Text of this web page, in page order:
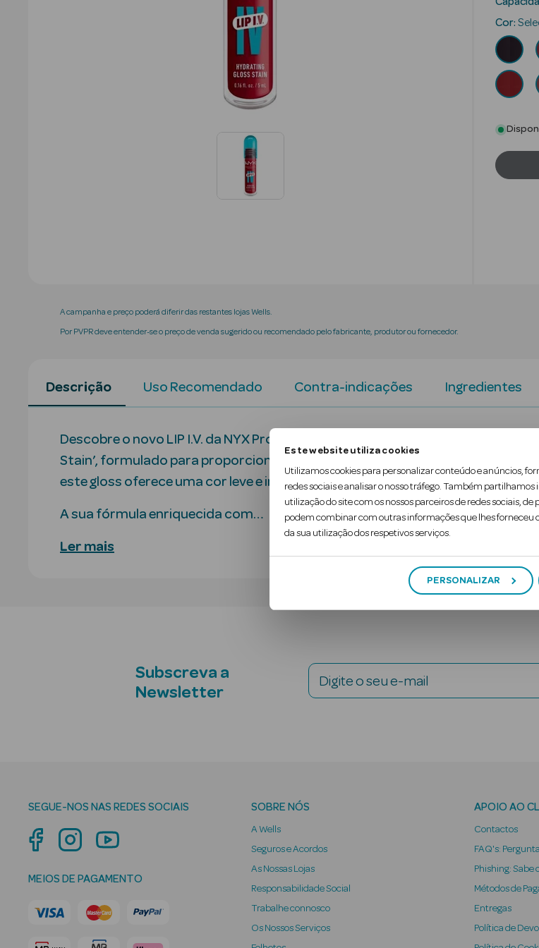
Este website utiliza cookies
Utilizamos cookies para personalizar conteúdo e anúncios,
redes sociais e analisar o nosso tráfego. Também partilhamos
utilização do site com os nossos parceiros de redes sociais, de
podem combinar com outras informações que lhes forneceu
da sua utilização dos respetivos serviços.
PERSONALIZAR
Cor:
A campanha e preço poderá diferir das restantes lojas Wells.
Por PVPR deve entender-se o preço de venda sugerido ou recomendado pelo fabricante, produtor ou fornecedor.
Descrição Uso Recomendado Contra-indicações Ingredientes
Descobre o novo LIP I.V. da NYX Professional Makeup, o gloss - sérum
Stain’, formulado para proporcionar uma hidratação profunda e um tom
este gloss oferece uma cor leve e intensa, com um brilho refletor.
A sua fórmula enriquecida com…
Ler mais
Subscreva a
Newsletter
Digite o seu e-mail
SEGUE-NOS NAS REDES SOCIAIS
MEIOS DE PAGAMENTO
SOBRE NÓS
A Wells
Seguros e Acordos
As Nossas Lojas
Responsabilidade Social
Trabalhe connosco
Os Nossos Serviços
APOIO AO
Contactos
FAQ's:
Phishing: Sabe
Métodos de
Entregas
Política de